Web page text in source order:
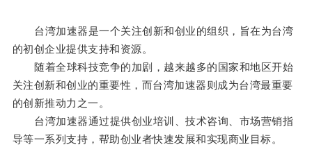
台湾加速器是一个关注创新和创业的组织，旨在为台湾
的初创企业提供支持和资源。
随着全球科技竞争的加剧，越来越多的国家和地区开始
关注创新和创业的重要性，而台湾加速器则成为台湾最重要
的创新推动力之一。
台湾加速器通过提供创业培训、技术咨询、市场营销指
导等一系列支持，帮助创业者快速发展和实现商业目标。